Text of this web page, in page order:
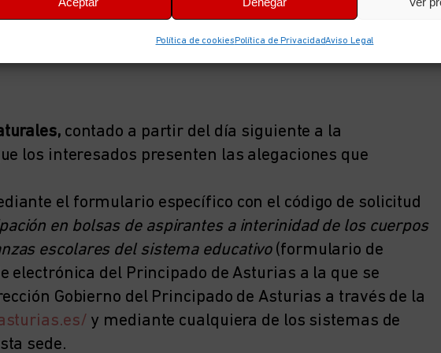
Política de cookies Política de PrivacidadAviso Legal
religiosa evangélica en centros de educación infantil y
contado a partir del día siguiente a la
los interesados presenten las alegaciones que
el formulario específico con el código de solicitud
en bolsas de aspirantes a interinidad de los cuerpos
escolares del sistema educativo(formulario de
electrónica del Principado de Asturias a la que se
Gobierno del Principado de Asturias a través de la
y mediante cualquiera de los sistemas de
sede.